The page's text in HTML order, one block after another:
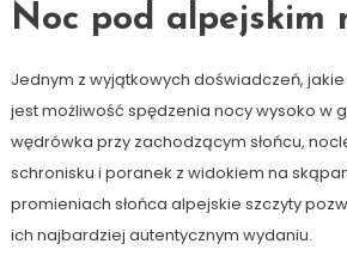
Noc pod alpejskim
Jednym z wyjątkowych doświadczeń,
jest możliwość spędzenia nocy wysoko w
wędrówka przy zachodzącym słońcu,
schronisku i poranek z widokiem na
promieniach słońca alpejskie szczyty
ich najbardziej autentycznym wydaniu.